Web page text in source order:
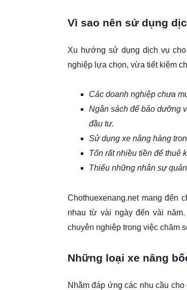
Vì sao nên sử dụng
Xu hướng sử dụng dịch vụ
nghiệp lựa chọn, vừa tiết kiệm
Các doanh nghiệp chưa
Ngân sách để bảo dưỡng
đầu tư.
Sử dụng xe nâng hàng
Tốn rất nhiều tiền để thuê
Thiếu những nhân sự
Chothuexenang.net mang đến
nhau từ vài ngày đến vài
chuyên nghiệp trong việc chăm
Những loại xe nâng
Nhằm đáp ứng các nhu cầu